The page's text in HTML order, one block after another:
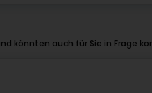
könnten auch für Sie in Frage